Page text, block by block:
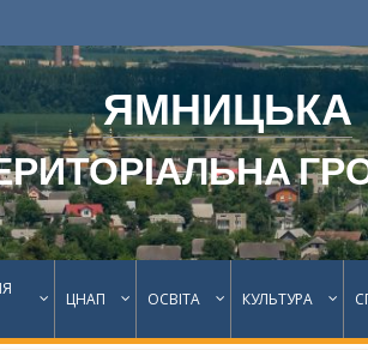
ЯМНИЦЬКА
ЦНАП ОСВІТА КУЛЬТУРА